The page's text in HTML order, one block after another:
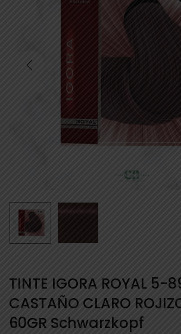
TINTE IGORA ROYAL 5-
CASTAÑO CLARO
60GR Schwarzkopf